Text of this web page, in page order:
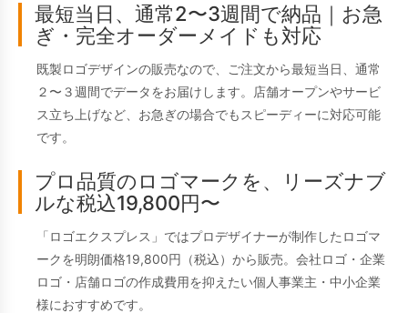
最短当日、通常2〜3週間で納品｜お急
ぎ・完全オーダーメイドも対応
既製ロゴデザインの販売なので、ご注文から最短当日、通常
２〜３週間でデータをお届けします。店舗オープンやサービ
ス立ち上げなど、お急ぎの場合でもスピーディーに対応可能
です。
プロ品質のロゴマークを、リーズナブ
ルな税込19,800円〜
「ロゴエクスプレス」ではプロデザイナーが制作したロゴマ
ークを明朗価格19,800円（税込）から販売。会社ロゴ・企業
ロゴ・店舗ロゴの作成費用を抑えたい個人事業主・中小企業
様におすすめです。